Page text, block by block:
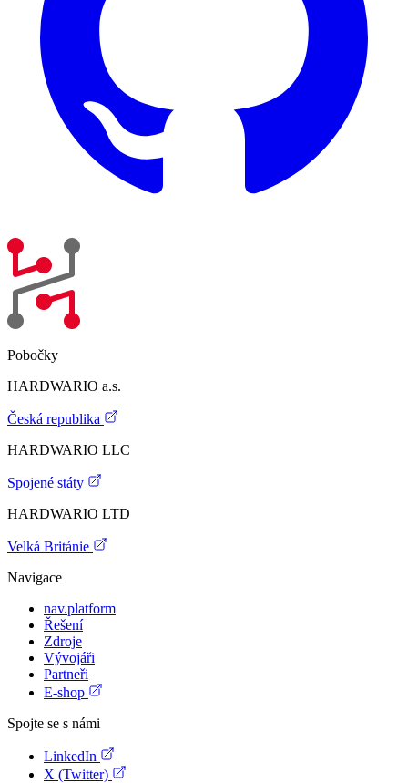
Pobočky
HARDWARIO a.s.
Česká republika
HARDWARIO LLC
Spojené státy
HARDWARIO LTD
Velká Británie
Navigace
nav.platform
Řešení
Zdroje
Vývojáři
Partneři
E-shop
Spojte se s námi
LinkedIn
X (Twitter)